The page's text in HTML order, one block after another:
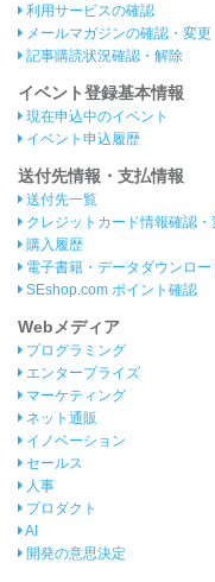
利用サービスの確認
メールマガジンの確認・変更
記事購読状況確認・解除
イベント登録基本情報
現在申込中のイベント
イベント申込履歴
送付先情報・支払情報
送付先一覧
クレジットカード情報確認・
購入履歴
電子書籍・データダウンロー
SEshop.com ポイント確認
Webメディア
プログラミング
エンタープライズ
マーケティング
ネット通販
イノベーション
セールス
人事
プロダクト
AI
開発の意思決定